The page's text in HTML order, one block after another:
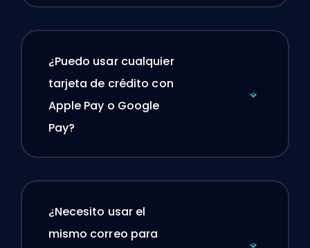
¿Puedo usar cualquier
tarjeta de crédito con
Apple Pay o Google
Pay?
¿Necesito usar el
mismo correo para